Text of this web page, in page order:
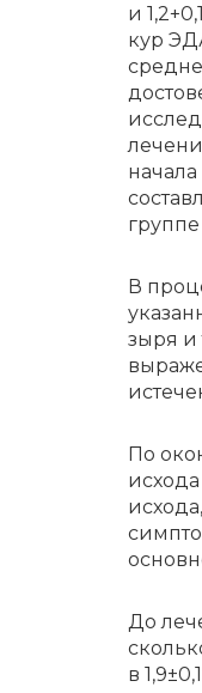
и
кур
В
зы­ря и
По
До
в